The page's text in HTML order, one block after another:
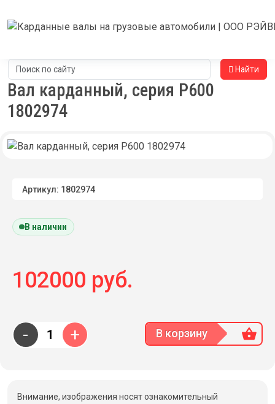
Найти
Вал карданный, серия Р600
1802974
Артикул: 1802974
В наличии
102000 руб.
- + В корзину
Внимание, изображения носят ознакомительный